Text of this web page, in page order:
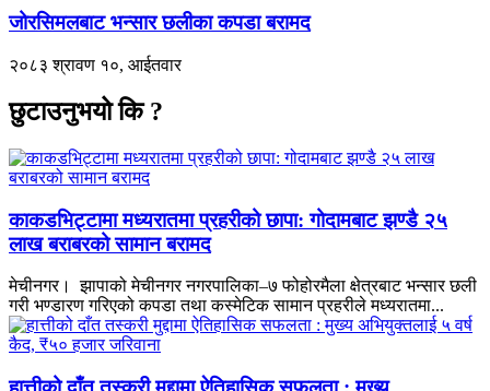
जोरसिमलबाट भन्सार छलीका कपडा बरामद
२०८३ श्रावण १०, आईतवार
छुटाउनुभयो कि ?
काकडभिट्टामा मध्यरातमा प्रहरीको छापा: गोदामबाट झण्डै २५
लाख बराबरको सामान बरामद
मेचीनगर। झापाको मेचीनगर नगरपालिका–७ फोहोरमैला क्षेत्रबाट भन्सार छली
गरी भण्डारण गरिएको कपडा तथा कस्मेटिक सामान प्रहरीले मध्यरातमा...